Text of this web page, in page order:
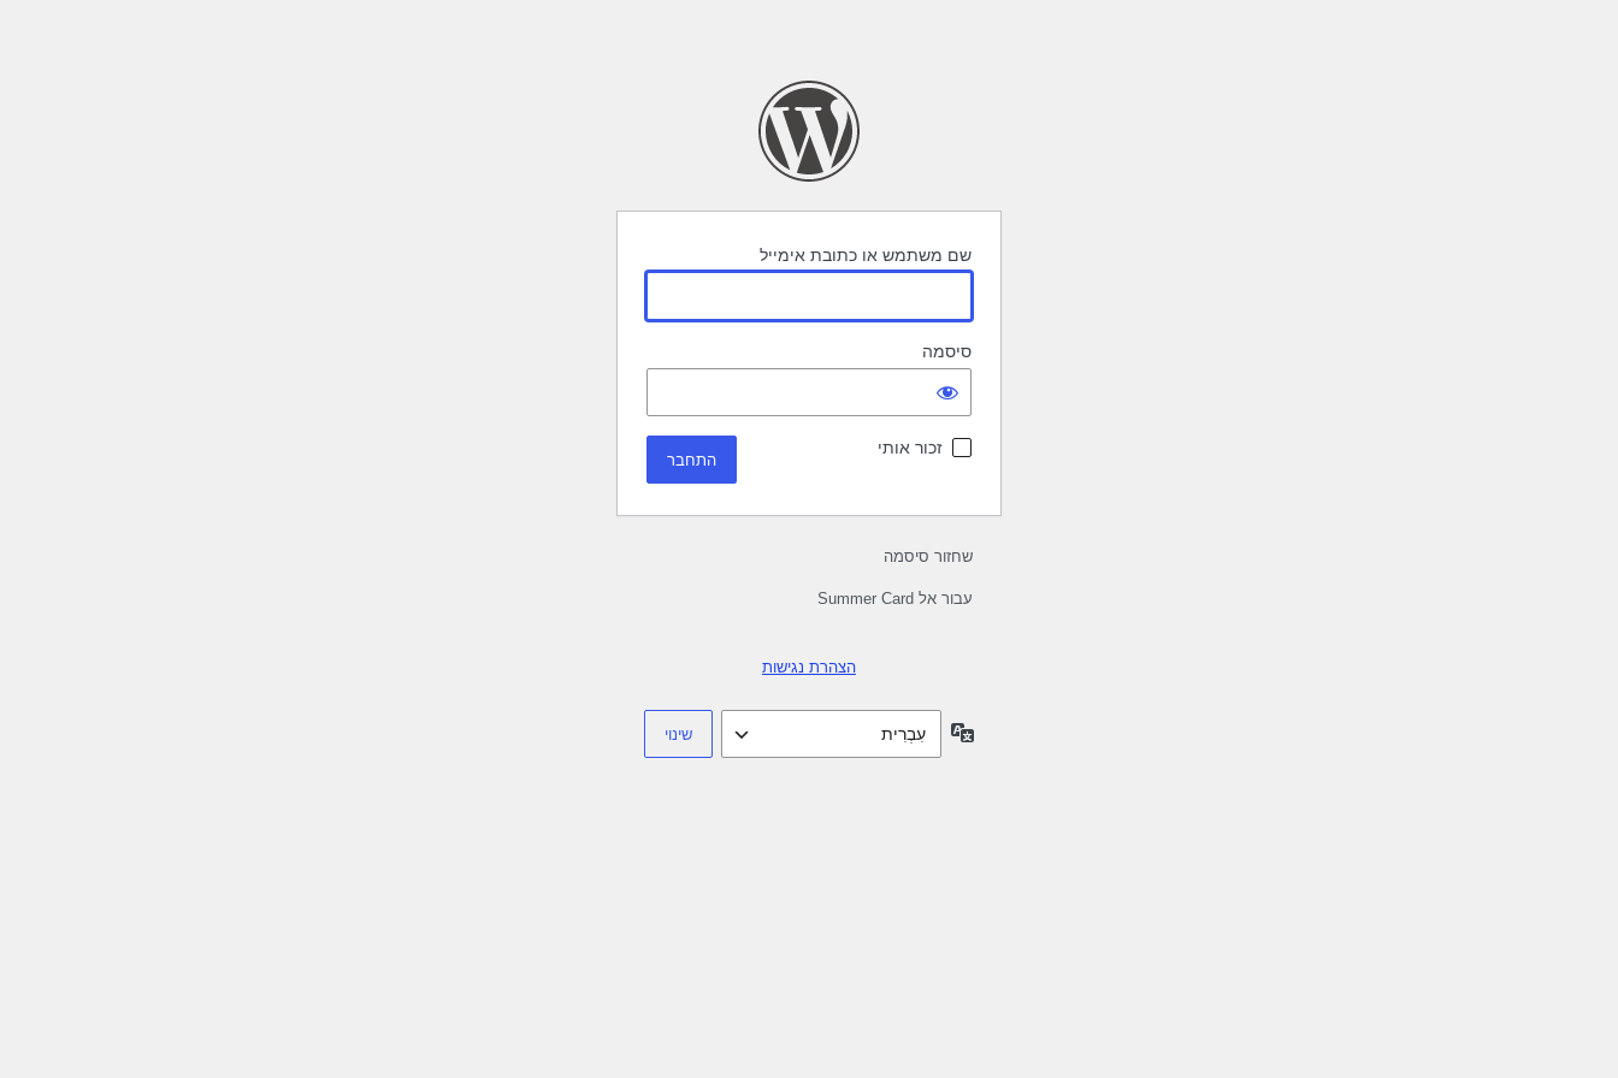
שם משתמש או כתובת אימייל
סיסמה
זכור אותי
שחזור סיסמה
עבור אל Summer Card
הצהרת נגישות
שפה